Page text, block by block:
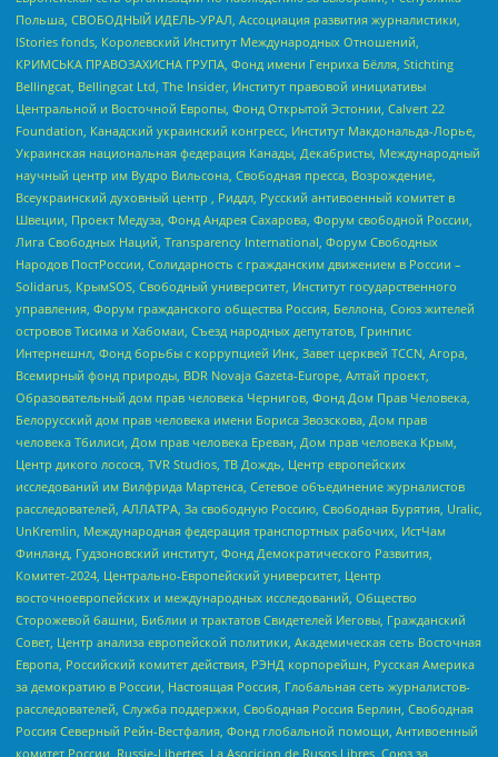
Польша, СВОБОДНЫЙ ИДЕЛЬ-УРАЛ, Ассоциация развития журналистики,
IStories fonds, Королевский Институт Международных Отношений,
КРИМСЬКА ПРАВОЗАХИСНА ГРУПА, Фонд имени Генриха Бёлля, Stichting
Bellingcat, Bellingcat Ltd, The Insider, Институт правовой инициативы
Центральной и Восточной Европы, Фонд Открытой Эстонии, Calvert 22
Foundation, Канадский украинский конгресс, Институт Макдональда-Лорье,
Украинская национальная федерация Канады, Декабристы, Международный
научный центр им Вудро Вильсона, Свободная пресса, Возрождение,
Всеукраинский духовный центр , Риддл, Русский антивоенный комитет в
Швеции, Проект Медуза, Фонд Андрея Сахарова, Форум свободной России,
Лига Свободных Наций, Transparеncy International, Форум Свободных
Народов ПостРоссии, Солидарность с гражданским движением в России –
Solidarus, КрымSOS, Свободный университет, Институт государственного
управления, Форум гражданского общества Россия, Беллона, Союз жителей
островов Тисима и Хабомаи, Съезд народных депутатов, Гринпис
Интернешнл, Фонд борьбы с коррупцией Инк, Завет церквей TCCN, Агора,
Всемирный фонд природы, BDR Novaja Gazeta-Europe, Алтай проект,
Образовательный дом прав человека Чернигов, Фонд Дом Прав Человека,
Белорусский дом прав человека имени Бориса Звозскова, Дом прав
человека Тбилиси, Дом прав человека Ереван, Дом прав человека Крым,
Центр дикого лосося, TVR Studios, ТВ Дождь, Центр европейских
исследований им Вилфрида Мартенса, Сетевое объединение журналистов
расследователей, АЛЛАТРА, За свободную Россию, Свободная Бурятия, Uralic,
UnKremlin, Международная федерация транспортных рабочих, ИстЧам
Финланд, Гудзоновский институт, Фонд Демократического Развития,
Комитет-2024, Центрально-Европейский университет, Центр
восточноевропейских и международных исследований, Общество
Сторожевой башни, Библии и трактатов Свидетелей Иеговы, Гражданский
Совет, Центр анализа европейской политики, Академическая сеть Восточная
Европа, Российский комитет действия, РЭНД корпорейшн, Русская Америка
за демократию в России, Настоящая Россия, Глобальная сеть журналистов-
расследователей, Служба поддержки, Свободная Россия Берлин, Свободная
Россия Северный Рейн-Вестфалия, Фонд глобальной помощи, Антивоенный
комитет России, Russie-Libertes, La Asocicion de Rusos Libres, Союз за